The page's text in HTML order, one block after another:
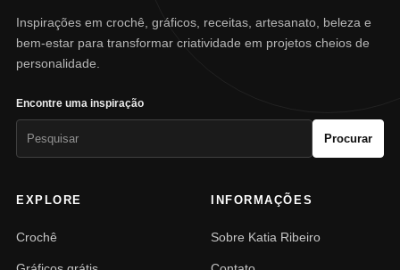
Inspirações em crochê, gráficos, receitas, artesanato, beleza e
bem-estar para transformar criatividade em projetos cheios de
personalidade.
Encontre uma inspiração
Procurar
EXPLORE
Crochê
INFORMAÇÕES
Sobre Katia Ribeiro